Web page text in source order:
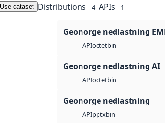
Use dataset Distributions 4 APIs 1
Geonorge nedlastning
APIoctetbin
Geonorge nedlastning AI
APIoctetbin
Geonorge nedlastning
APIpptxbin